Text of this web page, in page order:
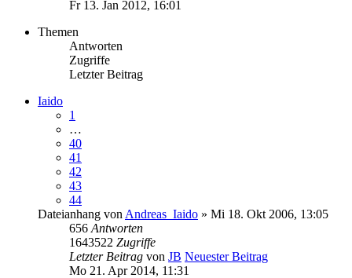
Fr 13. Jan 2012, 16:01
Themen
Antworten
Zugriffe
Letzter Beitrag
Iaido
1
…
40
41
42
43
44
Dateianhang von Andreas_Iaido » Mi 18. Okt 2006, 13:05
656 Antworten
1643522 Zugriffe
Letzter Beitrag von JB Neuester Beitrag
Mo 21. Apr 2014, 11:31